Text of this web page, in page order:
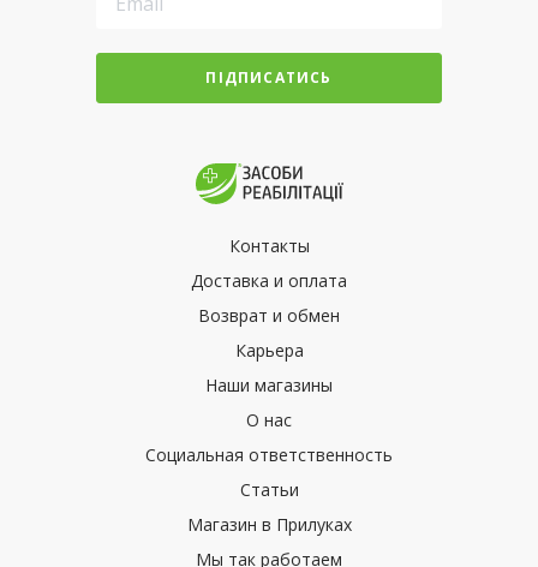
ПІДПИСАТИСЬ
Контакты
Доставка и оплата
Возврат и обмен
Карьера
Наши магазины
О нас
Социальная ответственность
Статьи
Магазин в Прилуках
Мы так работаем